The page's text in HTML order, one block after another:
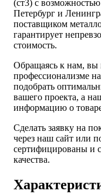
(ст3) с
Петербург и
поставщиком
гарантирует
стоимость.
Обращаясь к нам, вы
профессионализме
подобрать
вашего проекта, а
информацию о
Сделать заявку на
через наш сайт или
сертифицированы и
качества.